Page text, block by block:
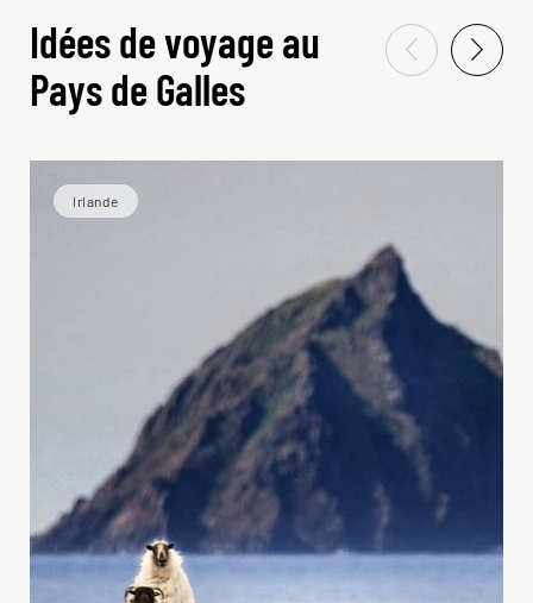
Idées de voyage au
Pays de Galles
Irlande